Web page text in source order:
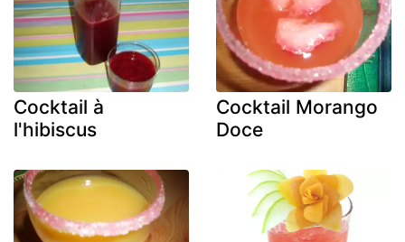
Cocktail à
l'hibiscus
Cocktail Morango
Doce